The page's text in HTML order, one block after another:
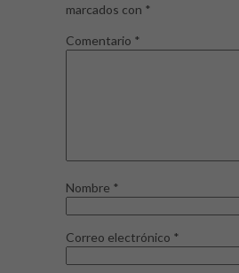
marcados con *
Comentario *
Nombre *
Correo electrónico *